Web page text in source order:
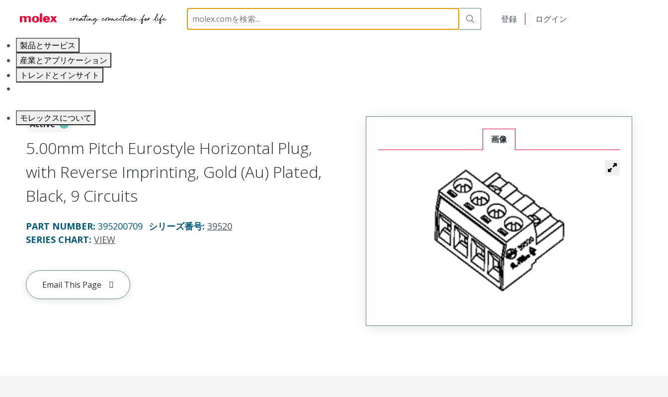
登録 ログイン
製品とサービス
産業とアプリケーション
トレンドとインサイト
モレックスについて
Terminal Blocks and Barrier Strip 39520 395200709
Active
5.00mm Pitch Eurostyle Horizontal Plug,
with Reverse Imprinting, Gold (Au) Plated,
Black, 9 Circuits
PART NUMBER: 395200709 シリーズ番号: 39520
SERIES CHART: VIEW
Email This Page
画像